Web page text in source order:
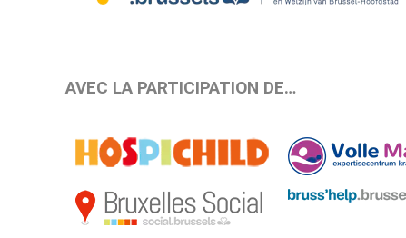
AVEC LA PARTICIPATION DE…